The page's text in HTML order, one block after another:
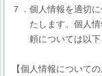
７．個人情報を適切
たします。個人
頼については以下
【個人情報について